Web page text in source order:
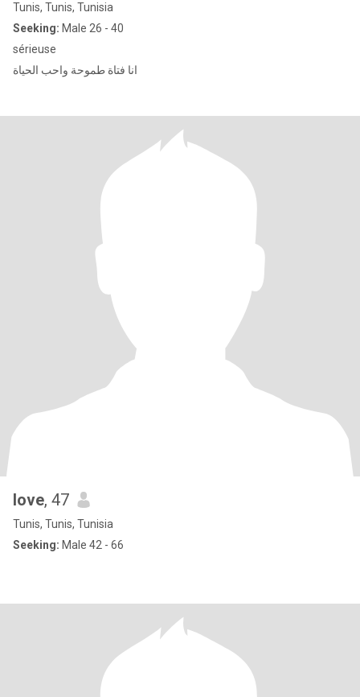
Tunis, Tunis, Tunisia
Seeking: Male 26 - 40
sérieuse
انا فتاة طموحة واحب الحياة
love, 47
Tunis, Tunis, Tunisia
Seeking: Male 42 - 66